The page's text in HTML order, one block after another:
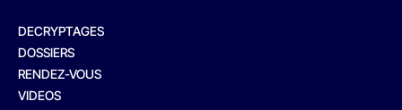
DECRYPTAGES
DOSSIERS
RENDEZ-VOUS
VIDEOS